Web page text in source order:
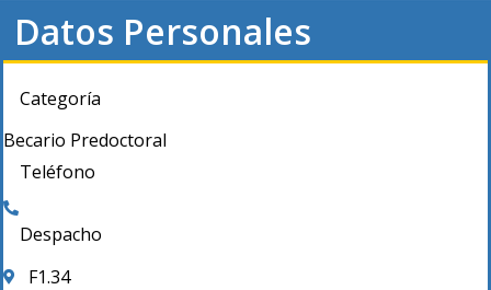
Datos Personales
Categoría
Becario Predoctoral
Teléfono
Despacho
F1.34